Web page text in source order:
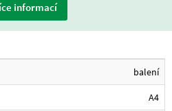
informací
balení
A4